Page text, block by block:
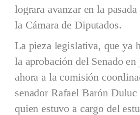
lograra avanzar en la
la Cámara de Diputados.
La pieza legislativa, que ya
la aprobación del Senado
ahora a la comisión
senador Rafael Barón
quien estuvo a cargo del